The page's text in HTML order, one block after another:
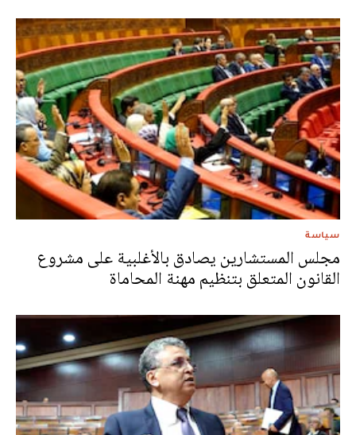
سياسة
مجلس المستشارين يصادق بالأغلبية على مشروع
القانون المتعلق بتنظيم مهنة المحاماة